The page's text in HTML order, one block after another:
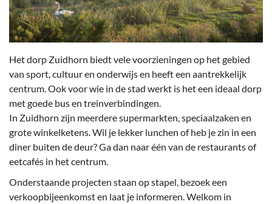
Het dorp Zuidhorn biedt vele voorzieningen op het gebied
van sport, cultuur en onderwijs en heeft een aantrekkelijk
centrum. Ook voor wie in de stad werkt is het een ideaal dorp
met goede bus en treinverbindingen.
In Zuidhorn zijn meerdere supermarkten, speciaalzaken en
grote winkelketens. Wil je lekker lunchen of heb je zin in een
diner buiten de deur? Ga dan naar één van de restaurants of
eetcafés in het centrum.
Onderstaande projecten staan op stapel, bezoek een
verkoopbijeenkomst en laat je informeren. Welkom in